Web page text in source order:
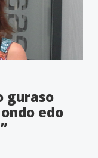
guraso
edo